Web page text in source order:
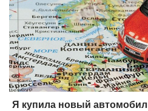
Я купила новый